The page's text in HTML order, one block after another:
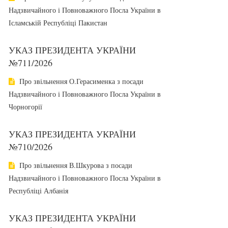
Надзвичайного і Повноважного Посла України в
Ісламській Республіці Пакистан
УКАЗ ПРЕЗИДЕНТА УКРАЇНИ
№711/2026
Про звільнення О.Герасименка з посади
Надзвичайного і Повноважного Посла України в
Чорногорії
УКАЗ ПРЕЗИДЕНТА УКРАЇНИ
№710/2026
Про звільнення В.Шкурова з посади
Надзвичайного і Повноважного Посла України в
Республіці Албанія
УКАЗ ПРЕЗИДЕНТА УКРАЇНИ